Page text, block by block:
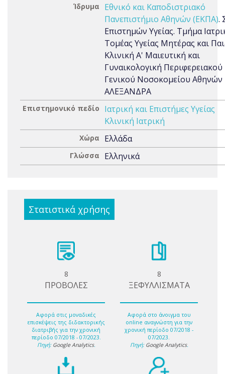
Ίδρυμα
Εθνικό και Καποδιστριακό
Πανεπιστήμιο Αθηνών (ΕΚΠΑ).
Επιστημών Υγείας. Τμήμα
Τομέας Υγείας Μητέρας και
Κλινική Α' Μαιευτική και
Γυναικολογική Περιφερειακού
Γενικού Νοσοκομείου Αθηνών
ΑΛΕΞΑΝΔΡΑ
Επιστημονικό πεδίο
Ιατρική και Επιστήμες Υγείας
Κλινική Ιατρική
Χώρα Ελλάδα
Γλώσσα Ελληνικά
Στατιστικά χρήσης
8
ΠΡΟΒΟΛΕΣ
Αφορά στις μοναδικές
επισκέψεις της διδακτορικής
διατριβής για την χρονική
περίοδο 07/2018 - 07/2023.
Πηγή: Google Analytics.
8
ΞΕΦΥΛΛΙΣΜΑΤΑ
Αφορά στο άνοιγμα του
online αναγνώστη για την
χρονική περίοδο 07/2018 -
07/2023.
Πηγή: Google Analytics.